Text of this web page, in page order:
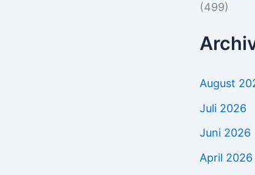
(499)
August
Juli 2026
Juni 2026
April 2026